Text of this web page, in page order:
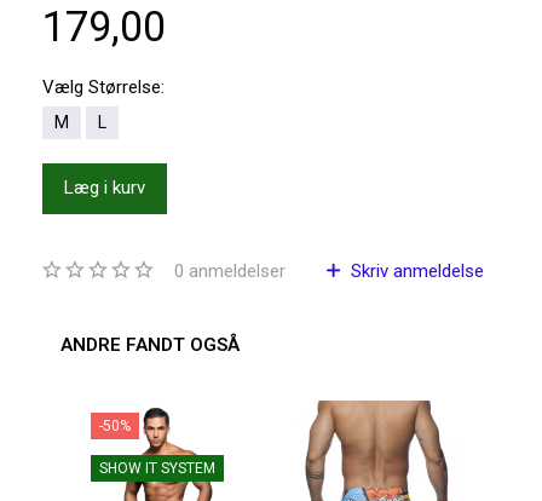
179,00
Vælg Størrelse:
M L
Læg i kurv
0 anmeldelser Skriv anmeldelse
ANDRE FANDT OGSÅ
-50%
SHOW IT SYSTEM